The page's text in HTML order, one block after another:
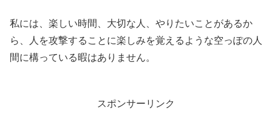
私には、楽しい時間、大切な人、やりたいことがあるか
ら、人を攻撃することに楽しみを覚えるような空っぽの人
間に構っている暇はありません。
スポンサーリンク